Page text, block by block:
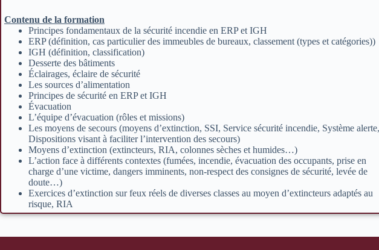
Contenu de la formation
Principes fondamentaux de la sécurité incendie en ERP et IGH
ERP (définition, cas particulier des immeubles de bureaux, classement (types et catégories))
IGH (définition, classification)
Desserte des bâtiments
Éclairages, éclaire de sécurité
Les sources d’alimentation
Principes de sécurité en ERP et IGH
Évacuation
L’équipe d’évacuation (rôles et missions)
Les moyens de secours (moyens d’extinction, SSI, Service sécurité incendie, Système alerte,
Dispositions visant à faciliter l’intervention des secours)
Moyens d’extinction (extincteurs, RIA, colonnes sèches et humides…)
L’action face à différents contextes (fumées, incendie, évacuation des occupants, prise en
charge d’une victime, dangers imminents, non-respect des consignes de sécurité, levée de
doute…)
Exercices d’extinction sur feux réels de diverses classes au moyen d’extincteurs adaptés au
risque, RIA